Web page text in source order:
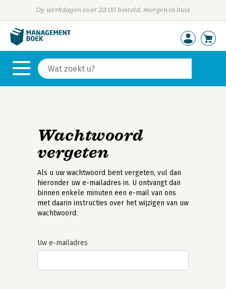
Op werkdagen voor 23:00 besteld, morgen in huis
Wachtwoord
vergeten
Als u uw wachtwoord bent vergeten, vul dan
hieronder uw e-mailadres in. U ontvangt dan
binnen enkele minuten een e-mail van ons
met daarin instructies over het wijzigen van uw
wachtwoord.
Uw e-mailadres